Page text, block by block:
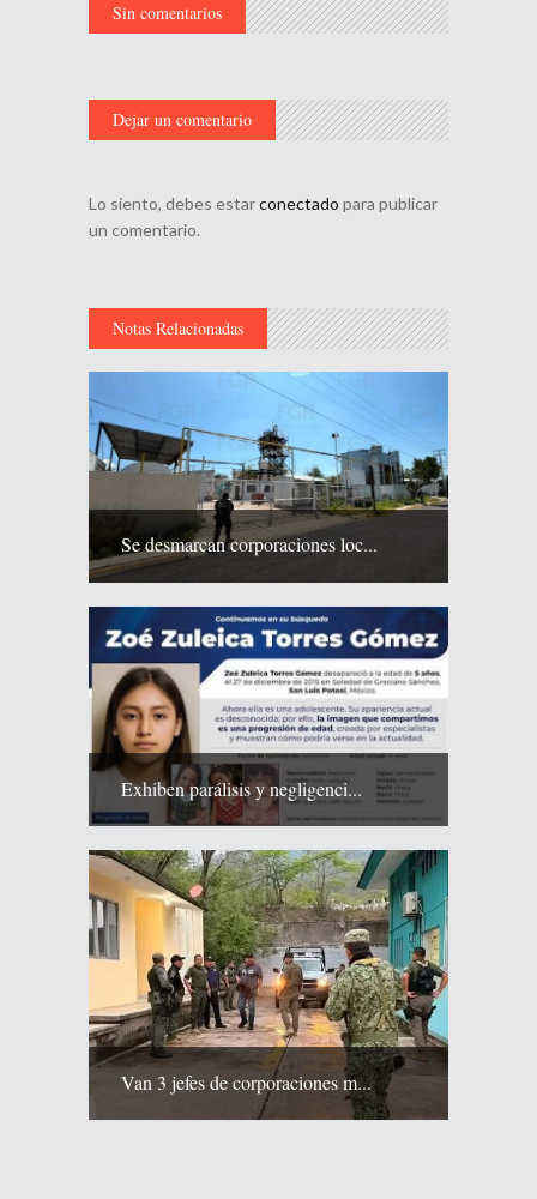
Sin comentarios
Dejar un comentario
Lo siento, debes estarconectado para publicar
un comentario.
Notas Relacionadas
Se desmarcan corporaciones loc...
Exhiben parálisis y negligenci...
Van 3 jefes de corporaciones m...